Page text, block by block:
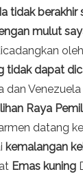
Ia tidak berakhir
mulut
tidak dapat
dan
Raya
datang
kemalangan
Emas kuning